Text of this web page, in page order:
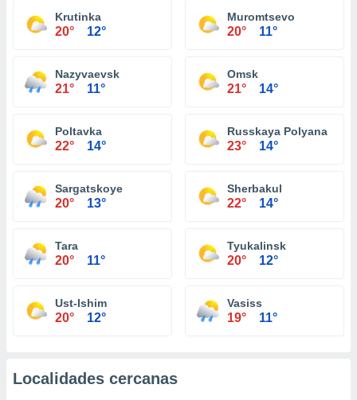
Krutinka
20° 12°
Muromtsevo
20° 11°
Nazyvaevsk
21° 11°
Omsk
21° 14°
Poltavka
22° 14°
Russkaya Polyana
23° 14°
Sargatskoye
20° 13°
Sherbakul
22° 14°
Tara
20° 11°
Tyukalinsk
20° 12°
Ust-Ishim
20° 12°
Vasiss
19° 11°
Localidades cercanas